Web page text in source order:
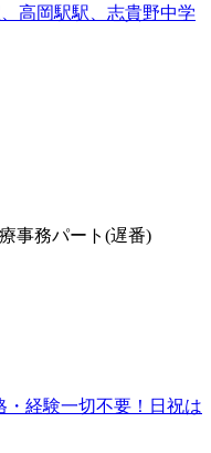
高岡駅駅、志貴野中学
事務パート(遅番)
・経験一切不要！日祝は